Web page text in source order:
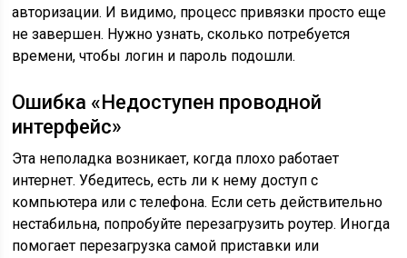
авторизации. И видимо, процесс привязки просто еще
не завершен. Нужно узнать, сколько потребуется
времени, чтобы логин и пароль подошли.
Ошибка «Недоступен проводной
интерфейс»
Эта неполадка возникает, когда плохо работает
интернет. Убедитесь, есть ли к нему доступ с
компьютера или с телефона. Если сеть действительно
нестабильна, попробуйте перезагрузить роутер. Иногда
помогает перезагрузка самой приставки или